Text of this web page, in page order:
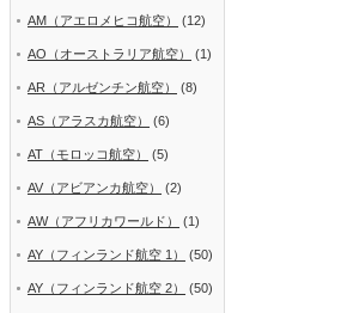
AM（アエロメヒコ航空） (12)
AO（オーストラリア航空） (1)
AR（アルゼンチン航空） (8)
AS（アラスカ航空） (6)
AT（モロッコ航空） (5)
AV（アビアンカ航空） (2)
AW（アフリカワールド） (1)
AY（フィンランド航空 1） (50)
AY（フィンランド航空 2） (50)